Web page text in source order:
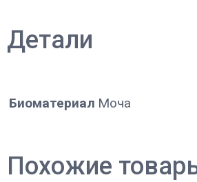
Детали
Биоматериал Моча
Похожие